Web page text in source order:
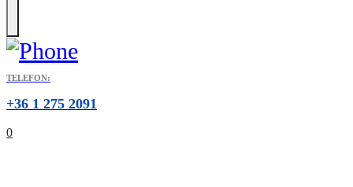
TELEFON:
+36 1 275 2091
0